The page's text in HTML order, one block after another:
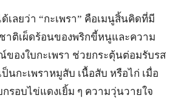
เลยว่า “กะเพรา” คือเมนูสิ้นคิดที่มี
าติเผ็ดร้อนของพริกขี้หนูและความ
ของใบกะเพรา ช่วยกระตุ้นต่อมรับรส
นกะเพราหมูสับ เนื้อสับ หรือไก่ เมื่อ
รอบไข่แดงเยิ้ม ๆ ความวุ่นวายใจ